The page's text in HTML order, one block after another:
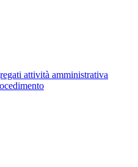
attività amministrativa